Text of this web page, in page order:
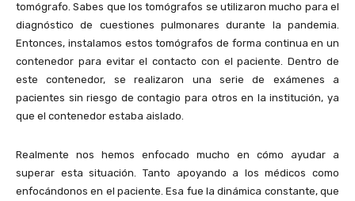
tomógrafo. Sabes que los tomógrafos se utilizaron mucho para el
diagnóstico de cuestiones pulmonares durante la pandemia.
Entonces, instalamos estos tomógrafos de forma continua en un
contenedor para evitar el contacto con el paciente. Dentro de
este contenedor, se realizaron una serie de exámenes a
pacientes sin riesgo de contagio para otros en la institución, ya
que el contenedor estaba aislado.
Realmente nos hemos enfocado mucho en cómo ayudar a
superar esta situación. Tanto apoyando a los médicos como
enfocándonos en el paciente. Esa fue la dinámica constante, que